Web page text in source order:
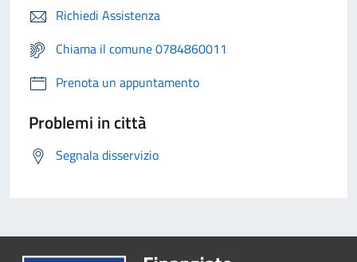
Richiedi Assistenza
Chiama il comune 0784860011
Prenota un appuntamento
Problemi in città
Segnala disservizio